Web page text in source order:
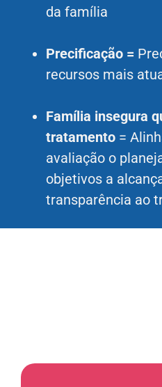
da família
Precificação =
recursos mais
Família insegura
tratamento =
avaliação o
objetivos a
transparência ao